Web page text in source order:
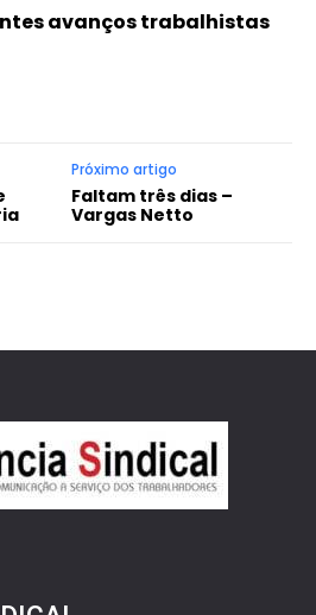
avanços trabalhistas
Próximo artigo
Faltam três dias –
Vargas Netto